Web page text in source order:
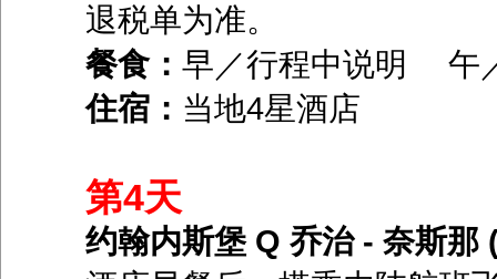
退税单为准。
餐食： 早／行程中说明
住宿： 当地4星酒店
第4天
约翰内斯堡 Q 乔治 - 奈斯那